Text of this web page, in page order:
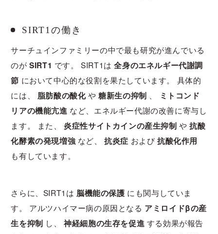
SIRT1の働き
サーチュインファミリーの中で最も研究が進んでいる
のがSIRT1 です。 SIRT1は全身のエネルギー代謝調
節 において中心的な役割を果たしています。 具体的
には、 脂肪酸の酸化や糖新生の抑制
ミトコンド
リアの機能亢進 など、エネルギー代謝の改善に寄与し
ます。 また、炎症性サイトカインの産生抑制 や抗酸
化酵素の発現増強 など、抗炎症 および抗酸化作用
も有しています。
さらに、SIRT1は 脳機能の保護 にも関与していま
す。 アルツハイマー病の原因となる アミロイドβの産
生を抑制 し、神経細胞の生存を促進 する効果が報告